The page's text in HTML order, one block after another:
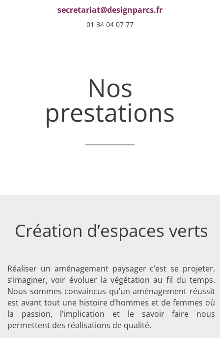
secretariat@designparcs.fr
01 34 04 07 77
Nos
prestations
Création d’espaces verts
Réaliser un aménagement paysager c’est se projeter,
s’imaginer, voir évoluer la végétation au fil du temps.
Nous sommes convaincus qu’un aménagement réussit
est avant tout une histoire d’hommes et de femmes où
la passion, l’implication et le savoir faire nous
permettent des réalisations de qualité.